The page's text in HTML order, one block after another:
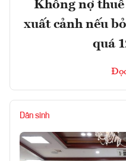
Không nợ thuế
xuất cảnh nếu
quá
Dân sinh